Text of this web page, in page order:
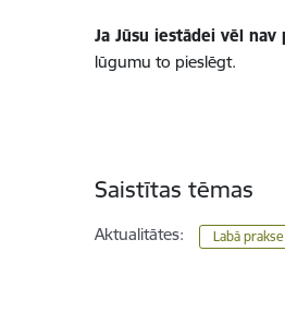
Ja Jūsu iestādei vēl nav
lūgumu to pieslēgt.
Saistītas tēmas
Aktualitātes: Labā prakse